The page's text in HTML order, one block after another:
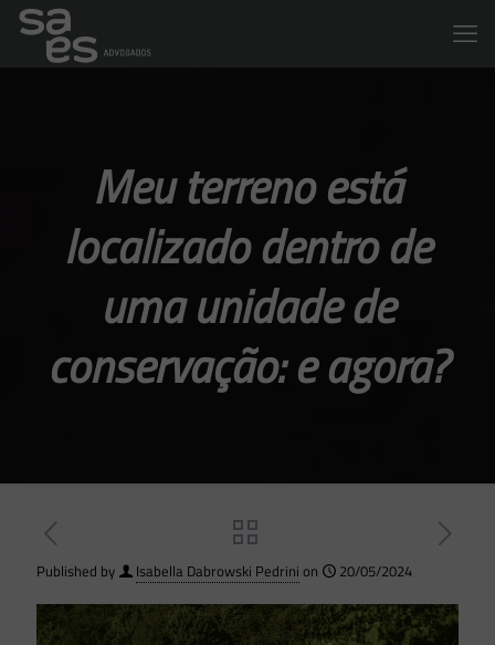
Meu terreno está
localizado dentro de
uma unidade de
conservação: e agora?
Published by Isabella Dabrowski Pedrini on 20/05/2024